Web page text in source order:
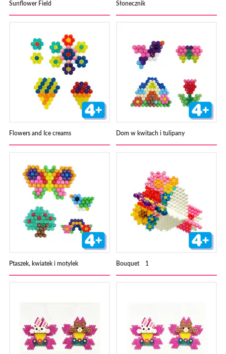
Sunflower Field Słonecznik
Flowers and Ice creams Dom w kwitach i tulipany
Ptaszek, kwiatek i motylek Bouquet 1